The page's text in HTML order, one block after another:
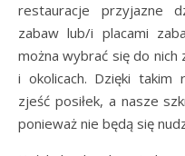
restauracje przyjazne
zabaw lub/i placami
można wybrać się do
i okolicach. Dzięki takim
zjeść posiłek, a nasze
ponieważ nie będą się